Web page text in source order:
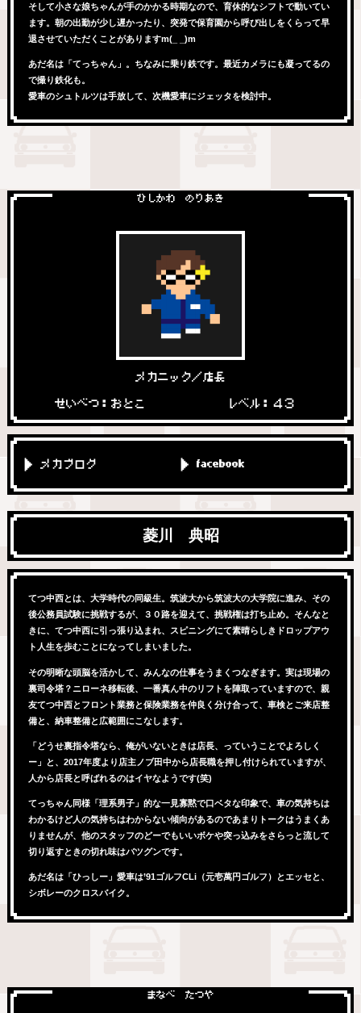
そして小さな娘ちゃんが手のかかる時期なので、育休的なシフトで動いてい
ます。朝の出勤が少し遅かったり、突発で保育園から呼び出しをくらって早
退させていただくことがありますm(_ _)m
あだ名は「てっちゃん」。ちなみに乗り鉄です。最近カメラにも凝ってるの
で撮り鉄化も。
愛車のシュトルツは手放して、次機愛車にジェッタを検討中。
ひしかわ のりあき
メカニック／店長
せいべつ：おとこ レベル：４３
メカブログ facebook
菱川 典昭
てつ中西とは、大学時代の同級生。筑波大から筑波大の大学院に進み、その
後公務員試験に挑戦するが、３０路を迎えて、挑戦権は打ち止め。そんなと
きに、てつ中西に引っ張り込まれ、スピニングにて素晴らしきドロップアウ
ト人生を歩むことになってしまいました。
その明晰な頭脳を活かして、みんなの仕事をうまくつなぎます。実は現場の
裏司令塔？ニローネ移転後、一番真ん中のリフトを陣取っていますので、親
友てつ中西とフロント業務と保険業務を仲良く分け合って、車検とご来店整
備と、納車整備と広範囲にこなします。
「どうせ裏指令塔なら、俺がいないときは店長、っていうことでよろしく
ー」と、2017年度より店主ノブ田中から店長職を押し付けられていますが、
人から店長と呼ばれるのはイヤなようです(笑)
てっちゃん同様「理系男子」的な一見寡黙で口ベタな印象で、車の気持ちは
わかるけど人の気持ちはわからない傾向があるのであまりトークはうまくあ
りませんが、他のスタッフのどーでもいいボケや突っ込みをさらっと流して
切り返すときの切れ味はバツグンです。
あだ名は「ひっしー」愛車は’91ゴルフCLi（元壱萬円ゴルフ）とエッセと、
シボレーのクロスバイク。
まなべ たつや